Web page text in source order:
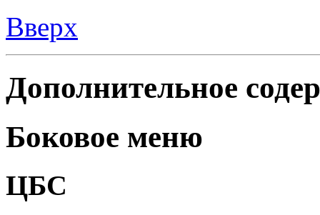
Вверх
Дополнительное
Боковое меню
ЦБС